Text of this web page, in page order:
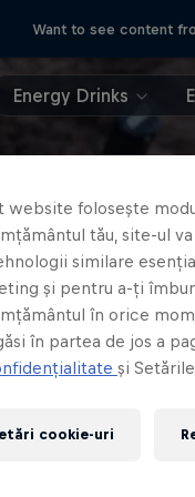
Want to see content
Energy Drinks
website folosește
tău, site-ul
similare
și pentru a-ți
în orice
în partea de jos a
și
cookie-uri